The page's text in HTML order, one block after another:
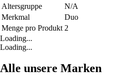
Altersgruppe
N/A
Merkmal
Duo
Menge pro Produkt 2
Loading...
Loading...
Alle unsere Marken